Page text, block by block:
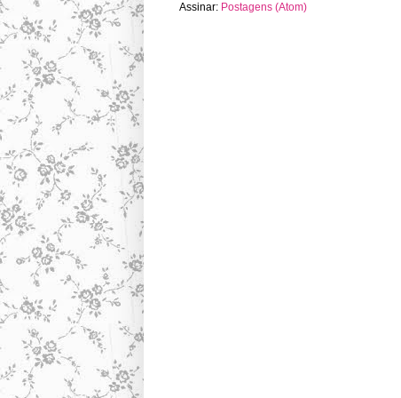
Assinar: Postagens (Atom)